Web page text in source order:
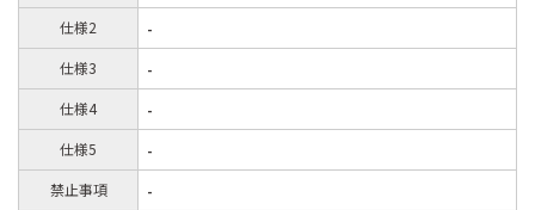
仕様2
-
仕様3
-
仕様4
-
仕様5
-
禁止事項
-